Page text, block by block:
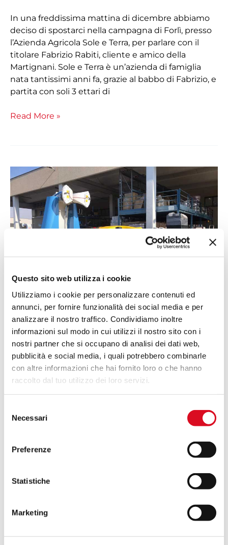
Questo sito web utilizza i cookie
Utilizziamo i cookie per personalizzare contenuti ed
annunci, per fornire funzionalità dei social media e per
analizzare il nostro traffico. Condividiamo inoltre
informazioni sul modo in cui utilizzi il nostro sito con i
nostri partner che si occupano di analisi dei dati web,
pubblicità e social media, i quali potrebbero combinarle
con altre informazioni che hai fornito loro o che hanno
raccolto dal tuo utilizzo dei loro servizi.
delNecessari
Preferenze
Statistiche
Marketing
In una freddissima mattina di dicembre abbiamo
deciso di spostarci nella campagna di Forlì, presso
l’Azienda Agricola Sole e Terra, per parlare con il
titolare Fabrizio Rabiti, cliente e amico della
Martignani. Sole e Terra è un’azienda di famiglia
nata tantissimi anni fa, grazie al babbo di Fabrizio, e
partita con soli 3 ettari di
Read More »
Martignani presenta un’evoluzione del suo sistema
brevettato Tele-Air-Fan equipaggiando ora anche i
modelli a torretta “TURBO 2” per effettuare
trattamenti ad altissimo rendimento su alberi da
risucchio. Il sistema rappresenta un notevole passo
Turbo
2
con
tele
air
Dispositivo